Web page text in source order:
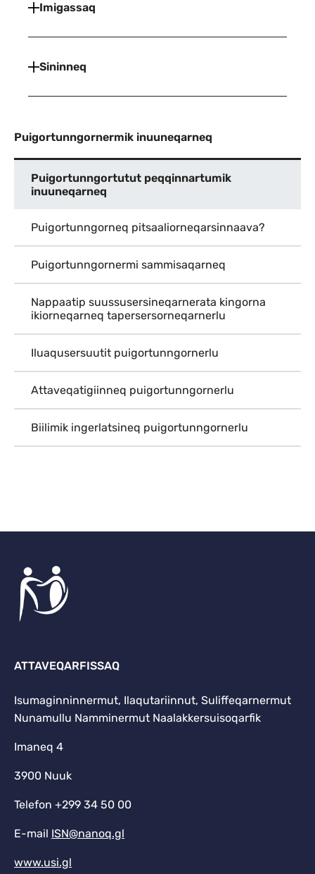
Imigassaq
Sininneq
Puigortunngornermik inuuneqarneq
Puigortunngortutut peqqinnartumik
inuuneqarneq
Puigortunngorneq pitsaaliorneqarsinnaava?
Puigortunngornermi sammisaqarneq
Nappaatip suussusersineqarnerata kingorna
ikiorneqarneq tapersersorneqarnerlu
Iluaqusersuutit puigortunngornerlu
Attaveqatigiinneq puigortunngornerlu
Biilimik ingerlatsineq puigortunngornerlu
ATTAVEQARFISSAQ
Isumaginninnermut, Ilaqutariinnut, Suliffeqarnermut
Nunamullu Namminermut Naalakkersuisoqarfik
Imaneq 4
3900 Nuuk
Telefon +299 34 50 00
E-mail ISN@nanoq.gl
www.usi.gl